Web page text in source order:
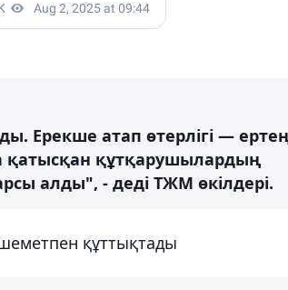
Ерекше атап өтерлігі —
қатысқан құтқарушылардың
алды", - деді ТЖМ өкілдері.
құттықтады